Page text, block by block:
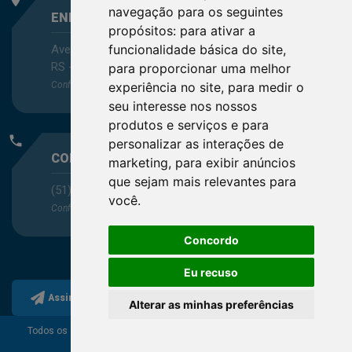
navegação para os seguintes
propósitos: para ativar a
funcionalidade básica do site,
para proporcionar uma melhor
experiência no site, para medir o
seu interesse nos nossos
produtos e serviços e para
personalizar as interações de
marketing, para exibir anúncios
que sejam mais relevantes para
você.
Concordo
Eu recuso
Alterar as minhas preferências
ENDEREÇO
Avenida Itaqui, 45, Bairro Petrópolis, Porto Alegre -
RS - CEP 90460-140
Confira as demaislocalizações no Estado
phone
CONTATO
(51) 3330-5659
Confira os e-mailsaqui
Assine a nossa newsletter
Todos os direitos reservados ao Conselho Regional de